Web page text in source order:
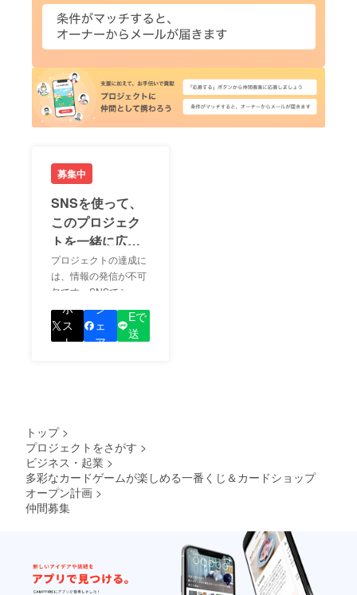
募集中
SNSを使って、
このプロジェク
トを一緒に広め
ましょう！
プロジェクトの達成に
は、情報の発信が不可
欠です。SNSでシェア
をして、あなたが応援
しているプロジェクト
の良さを知ってもらい
ポ
ス
ト
シ
ェ
ア
Eで
送
トップ >
プロジェクトをさがす >
ビジネス・起業 >
多彩なカードゲームが楽しめる一番くじ＆カードショップ
オープン計画 >
仲間募集